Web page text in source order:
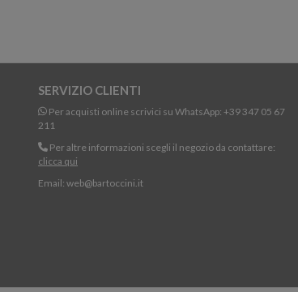
SERVIZIO CLIENTI
Per acquisti online scrivici su WhatsApp: +39 347 05 67
211
Per altre informazioni scegli il negozio da contattare:
clicca qui
Email: web@bartoccini.it